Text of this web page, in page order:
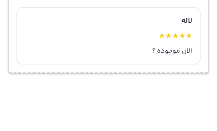
لاله
★
★
★
★
★
الان موجوده ؟